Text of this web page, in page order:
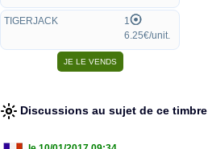
TIGERJACK
1
6.25€/unit.
Discussions au sujet de ce timbre